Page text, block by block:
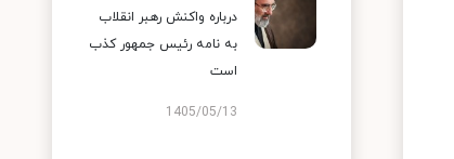
درباره واکنش رهبر انقلاب
به نامه رئیس جمهور کذب
است
1405/05/13